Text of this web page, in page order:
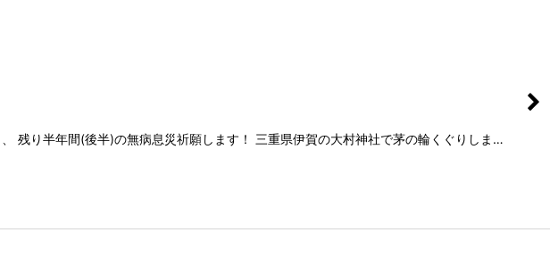
残り半年間(後半)の無病息災祈願します！ 三重県伊賀の大村神社で茅の輪くぐりしま…